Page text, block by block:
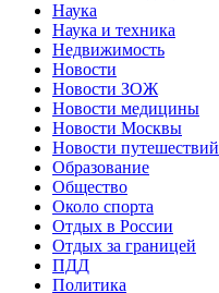
Наука
Наука и техника
Недвижимость
Новости
Новости ЗОЖ
Новости медицины
Новости Москвы
Новости путешествий
Образование
Общество
Около спорта
Отдых в России
Отдых за границей
ПДД
Политика